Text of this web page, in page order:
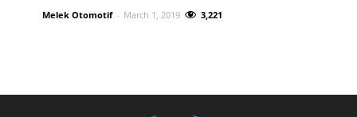
Melek Otomotif - March 1, 2019 3,221